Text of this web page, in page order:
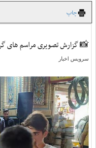
چاپ
📸 گزارش تصویری مراسم های
سرویس اخبار